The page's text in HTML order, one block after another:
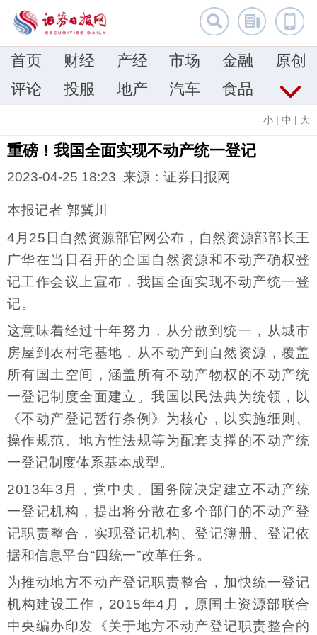
首页 财经 产经 市场 金融
原创
评论
投服 地产 汽车 食品
小 | 中 | 大
重磅！我国全面实现不动产统一登记
2023-04-25 18:23 来源：证券日报网
本报记者 郭冀川
4月25日自然资源部官网公布，自然资源部部长王
广华在当日召开的全国自然资源和不动产确权登
记工作会议上宣布，我国全面实现不动产统一登
记。
这意味着经过十年努力，从分散到统一，从城市
房屋到农村宅基地，从不动产到自然资源，覆盖
所有国土空间，涵盖所有不动产物权的不动产统
一登记制度全面建立。我国以民法典为统领，以
《不动产登记暂行条例》为核心，以实施细则、
操作规范、地方性法规等为配套支撑的不动产统
一登记制度体系基本成型。
2013年3月，党中央、国务院决定建立不动产统
一登记机构，提出将分散在多个部门的不动产登
记职责整合，实现登记机构、登记簿册、登记依
据和信息平台“四统一”改革任务。
为推动地方不动产登记职责整合，加快统一登记
机构建设工作，2015年4月，原国土资源部联合
中央编办印发《关于地方不动产登记职责整合的